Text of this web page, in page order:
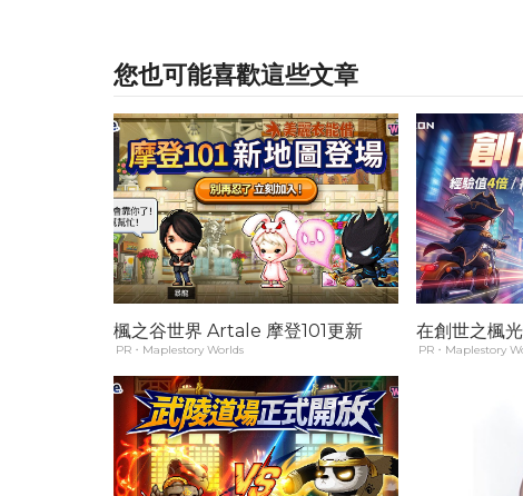
您也可能喜歡這些文章
楓之谷世界 Artale 摩登101更新
PR・Maplestory Worlds
在創世之楓
PR・Maplestory